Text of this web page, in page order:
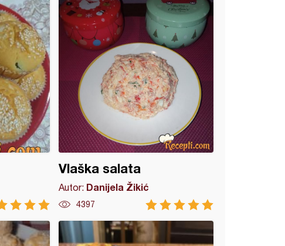
Vlaška salata
Autor: Danijela Žikić
4397